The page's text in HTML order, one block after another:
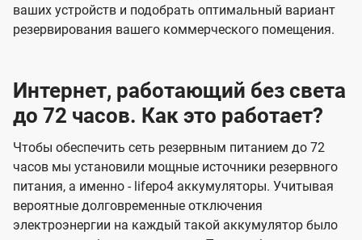
ваших устройств и подобрать оптимальный вариант
резервирования вашего коммерческого помещения.
Интернет, работающий без света
до 72 часов. Как это работает?
Чтобы обеспечить сеть резервным питанием до 72
часов мы установили мощные источники резервного
питания, а именно - lifepo4 аккумуляторы. Учитывая
вероятные долговременные отключения
электроэнергии на каждый такой аккумулятор было